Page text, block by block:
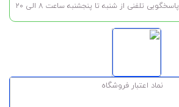
پاسخگویی تلفنی از شنبه تا پنجشنبه ساعت 8 الی ۲۰